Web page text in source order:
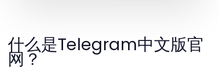
什么是Telegram中文版官
网？